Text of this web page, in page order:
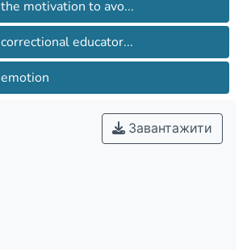
the motivation to avo...
correctional educator...
emotion
Завантажити